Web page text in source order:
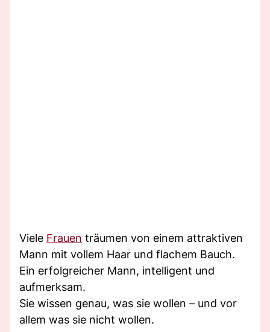
Viele Frauen träumen von einem attraktiven
Mann mit vollem Haar und flachem Bauch.
Ein erfolgreicher Mann, intelligent und
aufmerksam.
Sie wissen genau, was sie wollen – und vor
allem was sie nicht wollen.